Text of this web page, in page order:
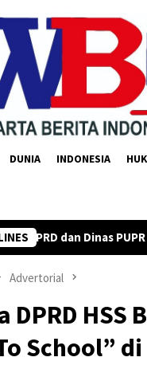
DUNIA INDONESIA
Tinjau Jembatan
Advertorial
DPRD
School”